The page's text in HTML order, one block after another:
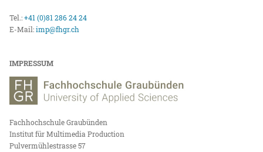
Tel.:+41 (0)81 286 24 24
E-Mail:imp@fhgr.ch
IMPRESSUM
Fachhochschule Graubünden
Institut für Multimedia Production
Pulvermühlestrasse 57